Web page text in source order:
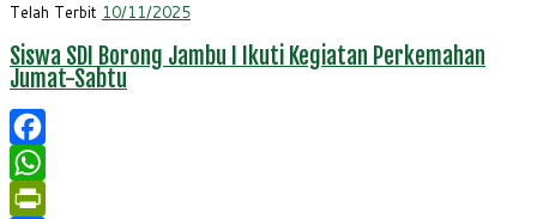
Telah Terbit 10/11/2025
Siswa SDI Borong Jambu I Ikuti Kegiatan Perkemahan
Jumat-Sabtu
Facebook
WhatsApp